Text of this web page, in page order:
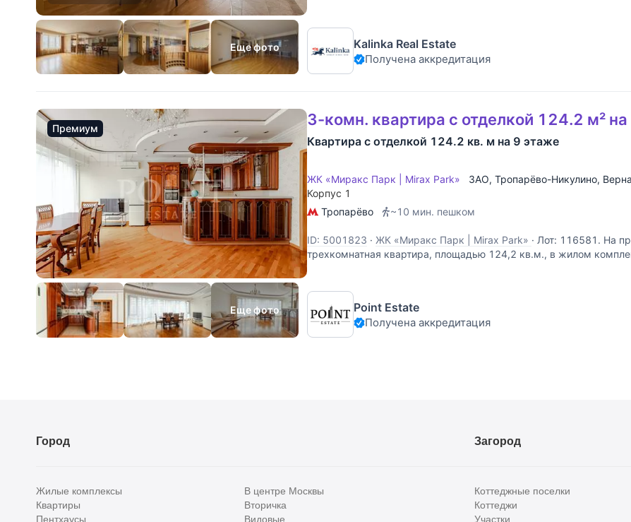
Еще фото Kalinka Real Estate
Получена аккредитация
Премиум
Еще фото
3-комн. квартира с отделкой 124.2 м²
Квартира с отделкой 124.2 кв. м на 9 этаже
ЖК «Миракс Парк | Mirax Park» ЗАО, Тропарёво-Никулино,
Корпус 1
Тропарёво
~10 мин. пешком
ID: 5001823 · ЖК «Миракс Парк | Mirax Park» · Лот: 116581. На
трехкомнатная квартира, площадью 124,2 кв.м., в жилом
Point Estate
Получена аккредитация
Город
Жилые комплексы
Квартиры
Пентхаусы
В центре Москвы
Вторичка
Видовые
Загород
Коттеджные поселки
Коттеджи
Участки